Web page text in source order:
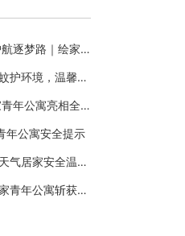
坚守合规诚信底线 绘家青年公寓亮相全国房地产经纪年会签署行
年公寓安全提示